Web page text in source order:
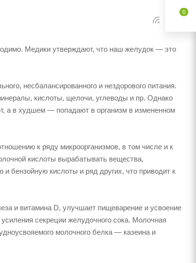
Медики утверждают, что наш желудок — это
несбалансированного и нездорового питания.
кислоты, щелочи, углеводы и пр. Однако
а в худшем — попадают в организм в измененном
к ряду микроорганизмов, в том числе и к
кислоты вырабатывать вещества,
бензойную кислоты и ряд других, что приводит к
и витамина D, улучшает пищеварение и усвоение
секреции желудочного сока. Молочная
молочного белка — казеина и
0